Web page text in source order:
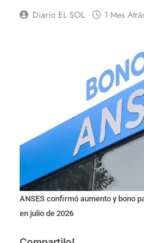
Diario EL SOL 1 Mes
ANSES confirmó aumento y bono
en julio de 2026